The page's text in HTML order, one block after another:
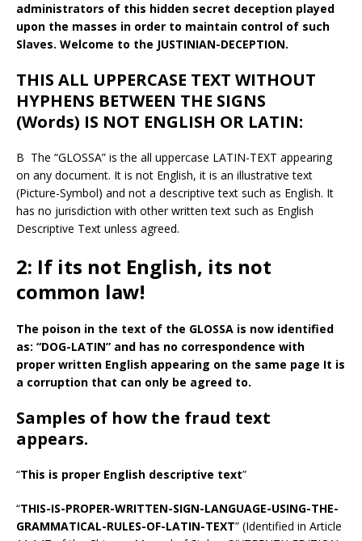
administrators of this hidden secret deception played
upon the masses in order to maintain control of such
Slaves. Welcome to the JUSTINIAN-DECEPTION.
THIS ALL UPPERCASE TEXT WITHOUT
HYPHENS BETWEEN THE SIGNS
(Words) IS NOT ENGLISH OR LATIN:
B The “GLOSSA” is the all uppercase LATIN-TEXT appearing
on any document. It is not English, it is an illustrative text
(Picture-Symbol) and not a descriptive text such as English. It
has no jurisdiction with other written text such as English
Descriptive Text unless agreed.
2: If its not English, its not
common law!
The poison in the text of the GLOSSA is now identified
as: “DOG-LATIN” and has no correspondence with
proper written English appearing on the same page It is
a corruption that can only be agreed to.
Samples of how the fraud text
appears.
“This is proper English descriptive text”
“THIS-IS-PROPER-WRITTEN-SIGN-LANGUAGE-USING-THE-
GRAMMATICAL-RULES-OF-LATIN-TEXT” (Identified in Article